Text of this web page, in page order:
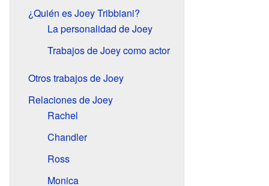
¿Quién es Joey Tribbiani?
La personalidad de Joey
Trabajos de Joey como actor
Otros trabajos de Joey
Relaciones de Joey
Rachel
Chandler
Ross
Monica